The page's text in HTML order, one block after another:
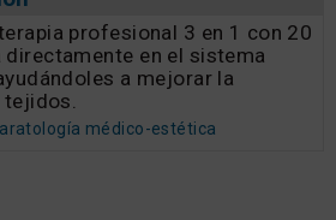
profesional 3 en 1 con 20
directamente en el sistema
a mejorar la
médico-estética